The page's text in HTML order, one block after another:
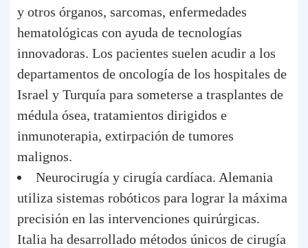
y otros órganos, sarcomas, enfermedades
hematológicas con ayuda de tecnologías
innovadoras. Los pacientes suelen acudir a los
departamentos de oncología de los hospitales de
Israel y Turquía para someterse a trasplantes de
médula ósea, tratamientos dirigidos e
inmunoterapia, extirpación de tumores
malignos.
Neurocirugía y cirugía cardíaca. Alemania
utiliza sistemas robóticos para lograr la máxima
precisión en las intervenciones quirúrgicas.
Italia ha desarrollado métodos únicos de cirugía